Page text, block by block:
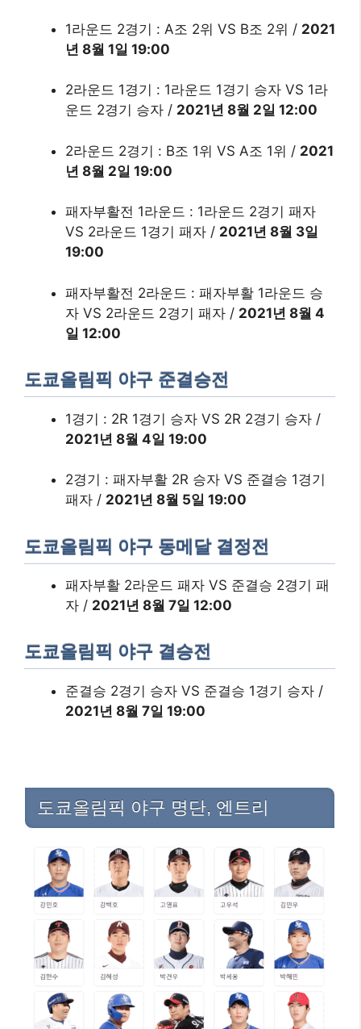
1라운드 2경기 : A조 2위 VS B조 2위 / 2021
년 8월 1일 19:00
2라운드 1경기 : 1라운드 1경기 승자 VS 1라
운드 2경기 승자 / 2021년 8월 2일 12:00
2라운드 2경기 : B조 1위 VS A조 1위 / 2021
년 8월 2일 19:00
패자부활전 1라운드 : 1라운드 2경기 패자
VS 2라운드 1경기 패자 / 2021년 8월 3일
19:00
패자부활전 2라운드 : 패자부활 1라운드 승
자 VS 2라운드 2경기 패자 / 2021년 8월 4
일 12:00
도쿄올림픽 야구 준결승전
1경기 : 2R 1경기 승자 VS 2R 2경기 승자 /
2021년 8월 4일 19:00
2경기 : 패자부활 2R 승자 VS 준결승 1경기
패자 / 2021년 8월 5일 19:00
도쿄올림픽 야구 동메달 결정전
패자부활 2라운드 패자 VS 준결승 2경기 패
자 / 2021년 8월 7일 12:00
​도쿄올림픽 야구 결승전
준결승 2경기 승자 VS 준결승 1경기 승자 /
2021년 8월 7일 19:00
도쿄올림픽 야구 명단, 엔트리